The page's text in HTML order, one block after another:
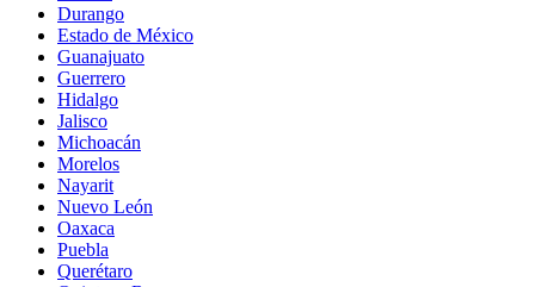
Durango
Estado de México
Guanajuato
Guerrero
Hidalgo
Jalisco
Michoacán
Morelos
Nayarit
Nuevo León
Oaxaca
Puebla
Querétaro